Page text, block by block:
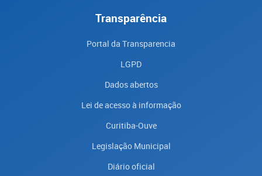
Transparência
Portal da Transparencia
LGPD
Dados abertos
Lei de acesso à informação
Curitiba-Ouve
Legislação Municipal
Diário oficial